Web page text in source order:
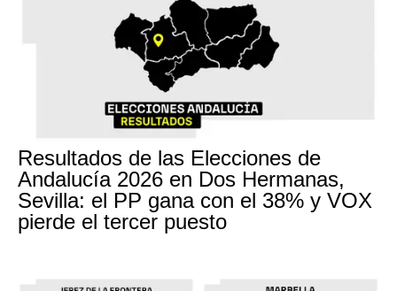
Resultados de las Elecciones de
Andalucía 2026 en Dos Hermanas,
Sevilla: el PP gana con el 38% y VOX
pierde el tercer puesto